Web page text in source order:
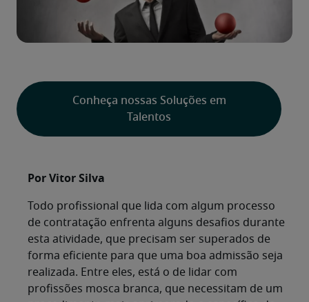
Conheça nossas Soluções em
Talentos
Por Vitor Silva
Todo profissional que lida com algum processo
de contratação enfrenta alguns desafios durante
esta atividade, que precisam ser superados de
forma eficiente para que uma boa admissão seja
realizada. Entre eles, está o de lidar com
profissões mosca branca, que necessitam de um